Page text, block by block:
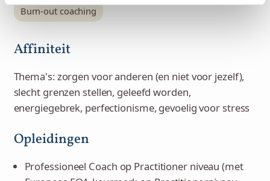
Burn-out coaching
Affiniteit
Thema's: zorgen voor anderen (en niet voor jezelf),
slecht grenzen stellen, geleefd worden,
energiegebrek, perfectionisme, gevoelig voor stress
Opleidingen
Professioneel Coach op Practitioner niveau (met